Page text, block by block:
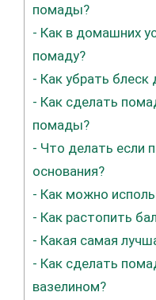
помады?
- Как в домашних
помаду?
- Как убрать блеск
- Как сделать
помады?
- Что делать если
основания?
- Как можно
- Как растопить
- Какая самая
- Как сделать
вазелином?